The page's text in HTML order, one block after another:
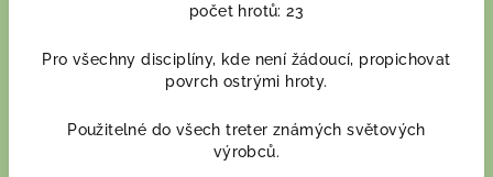
počet hrotů: 23
Pro všechny disciplíny, kde není žádoucí, propichovat
povrch ostrými hroty.
Použitelné do všech treter známých světových
výrobců.